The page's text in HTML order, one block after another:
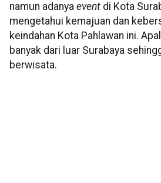
namun adanya event di Kota
mengetahui kemajuan dan
keindahan Kota Pahlawan ini.
banyak dari luar Surabaya
berwisata.